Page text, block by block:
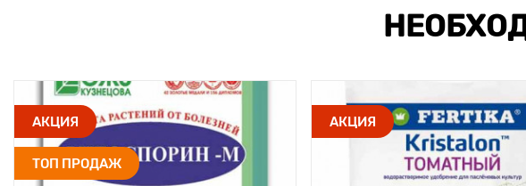
АКЦИЯ
ТОП ПРОДАЖ
АКЦИЯ